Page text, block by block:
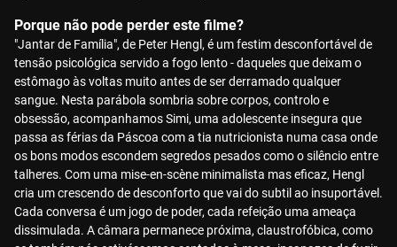
Porque não pode perder este filme?
"Jantar de Família", de Peter Hengl, é um festim desconfortável de
tensão psicológica servido a fogo lento - daqueles que deixam o
estômago às voltas muito antes de ser derramado qualquer
sangue. Nesta parábola sombria sobre corpos, controlo e
obsessão, acompanhamos Simi, uma adolescente insegura que
passa as férias da Páscoa com a tia nutricionista numa casa onde
os bons modos escondem segredos pesados como o silêncio entre
talheres. Com uma mise-en-scène minimalista mas eficaz, Hengl
cria um crescendo de desconforto que vai do subtil ao insuportável.
Cada conversa é um jogo de poder, cada refeição uma ameaça
dissimulada. A câmara permanece próxima, claustrofóbica, como